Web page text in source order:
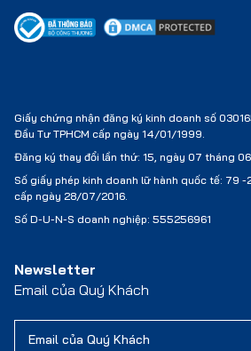
Giấy chứng nhận đăng ký kinh doanh số
Đầu Tư TPHCM cấp ngày 14/01/1999.
Đăng ký thay đổi lần thứ: 15, ngày 07 tháng 06
Số giấy phép kinh doanh lữ hành quốc tế: 79 -
cấp ngày 28/07/2016.
Số D-U-N-S doanh nghiệp: 555256961
Newsletter
Email của Quý Khách